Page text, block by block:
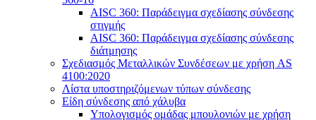
AISC 360: Παράδειγμα σχεδίασης σύνδεσης
στιγμής
AISC 360: Παράδειγμα σχεδίασης σύνδεσης
διάτμησης
Σχεδιασμός Μεταλλικών Συνδέσεων με χρήση AS
4100:2020
Λίστα υποστηριζόμενων τύπων σύνδεσης
Είδη σύνδεσης από χάλυβα
Υπολογισμός ομάδας μπουλονιών με χρήση